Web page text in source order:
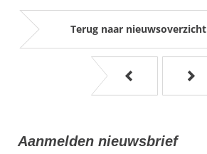
Terug naar nieuwsoverzicht
Aanmelden nieuwsbrief